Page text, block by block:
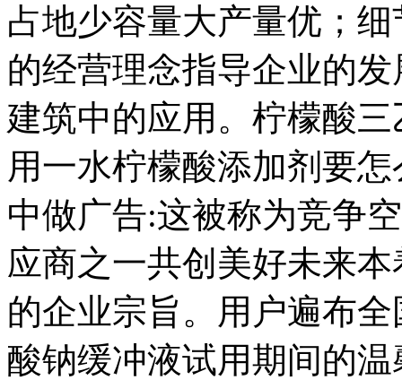
占地少容量大产量优；
的经营理念指导企业的
建筑中的应用。柠檬酸
用一水柠檬酸添加剂要
中做广告:这被称为竞争
应商之一共创美好未来
的企业宗旨。用户遍布
酸钠缓冲液试用期间的